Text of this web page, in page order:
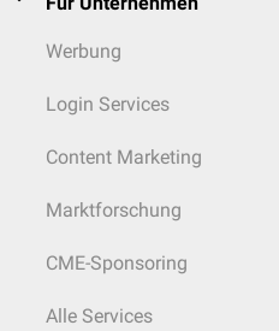
Werbung
Login Services
Content Marketing
Marktforschung
CME-Sponsoring
Alle Services